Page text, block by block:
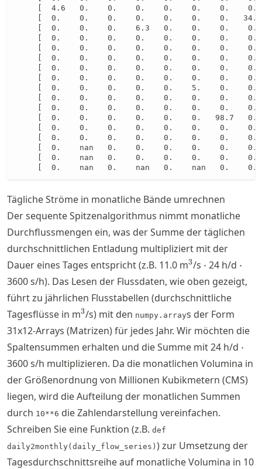
[  4.6   0.    0.    0.    0.    0.    0.    0.
[  0.    0.    0.    0.    0.    0.    0.
[  0.    0.    0.    6.3   0.    0.    0.    0.
[  0.    0.    0.    0.    0.    0.    0.    0.
[  0.    0.    0.    0.    0.    0.    0.    0.
[  0.    0.    0.    0.    0.    0.    0.    0.
[  0.    0.    0.    0.    0.    0.    0.    0.
[  0.    0.    0.    0.    0.    0.    0.    0.
[  0.    0.    0.    0.    0.    5.    0.    0.
[  0.    0.    0.    0.    0.    0.    0.    0.
[  0.    0.    0.    0.    0.    0.    0.    0.
[  0.    0.    0.    0.    0.    0.   98.7   0.
[  0.    0.    0.    0.    0.    0.    0.    0.
[  0.    0.    0.    0.    0.    0.    0.    0.
[  0.    nan   0.    0.    0.    0.    0.    0.
[  0.    nan   0.    0.    0.    0.    0.    0.
[  0.    nan   0.    nan   0.    nan   0.    0.
Tägliche Ströme in monatliche Bände umrechnen
Der sequente Spitzenalgorithmus nimmt monatliche
Durchflussmengen ein, was der Summe der täglichen
durchschnittlichen Entladung multipliziert mit der
Dauer eines Tages entspricht (z.B. 11.0 m^3
3/s \cdot
⋅ 24 h/d ⋅
3600 s/h). Das Lesen der Flussdaten, wie oben gezeigt,
führt zu jährlichen Flusstabellen (durchschnittliche
Tagesflüsse in m^3
3/s) mit den numpy.arrays der Form
31x12-Arrays (Matrizen) für jedes Jahr. Wir möchten die
Spaltensummen erhalten und die Summe mit 24 h/d ⋅
3600 s/h multiplizieren. Da die monatlichen Volumina in
der Größenordnung von Millionen Kubikmetern (CMS)
liegen, wird die Aufteilung der monatlichen Summen
durch 10**6 die Zahlendarstellung vereinfachen.
Schreiben Sie eine Funktion (z.B. def
daily2monthly(daily_flow_series) ) zur Umsetzung der
Tagesdurchschnittsreihe auf monatliche Volumina in 10